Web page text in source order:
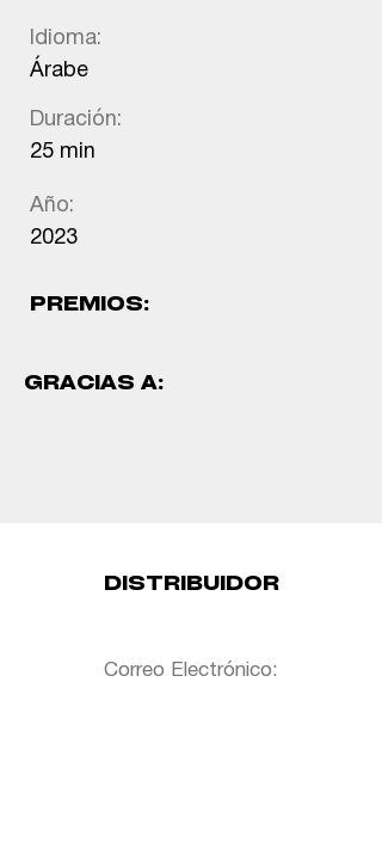
Idioma:
Árabe
Duración:
25 min
Año:
2023
PREMIOS:
GRACIAS A:
DISTRIBUIDOR
Correo Electrónico: